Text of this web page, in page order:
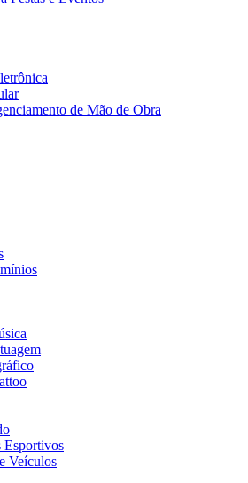
de Mão de Obra
Esportivos
Veículos